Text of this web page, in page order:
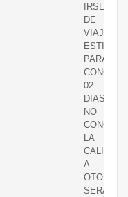
IRSE
DE
PARA
02
DIASSI
NO
LA
A
SERA